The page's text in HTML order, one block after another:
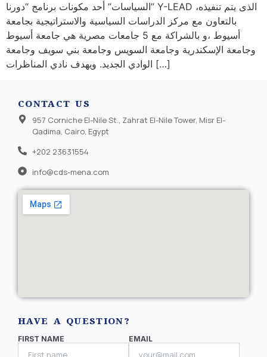
السياسات” أحد مكونات برنامج “دورنا” Y-LEAD ،الذى يتم تنفيذه
بالتعاون مع مركز الدراسات السياسية والاستراتيجية بجامعة
أسيوط ،و بالشراكة مع 5 جامعات مصرية هي جامعة أسيوط
وجامعة الإسكندرية وجامعة السويس وجامعة بني سويف وجامعة
الوادي الجديد. ويهدف نادي المناظرات […]
CONTACT US
957 Corniche El-Nile St., Zahrat El-Nile Tower, Misr El-
Qadima, Cairo, Egypt
+202 23631554
info@cds-mena.com
HAVE A QUESTION?
FIRST NAME EMAIL